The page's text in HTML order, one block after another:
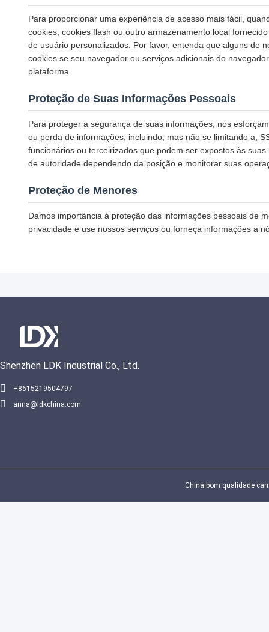
Para proporcionar uma experiência de acesso mais fácil,
cookies, cookies flash ou outro armazenamento local
de usuário personalizados. Por favor, entenda que alguns de
cookies se seu navegador ou serviços adicionais do
plataforma.
Proteção de Suas Informações Pessoais
Para proteger a segurança de suas informações, nos
ou perda de informações, incluindo, mas não se limitando a,
funcionários ou terceirizados que podem ser expostos às
de autoridade dependendo da posição e monitorar suas
Proteção de Menores
Damos importância à proteção das informações pessoais de
privacidade e use nossos serviços ou forneça informações a
Shenzhen LDK Industrial Co., Ltd.
+8615219504797
anna@ldkchina.com
China bom qualidade